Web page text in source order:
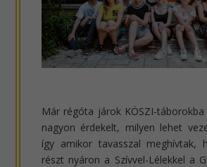
Már régóta járok KÖSZI-
nagyon érdekelt, milyen lehet
így amikor tavasszal meghívtak,
részt nyáron a Szívvel-Lélekkel a